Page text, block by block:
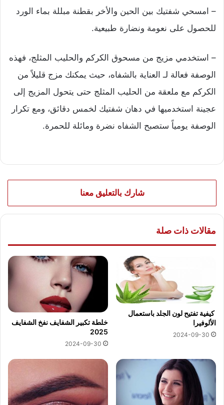
– امسحي شفتيك بين الحين والأخر بقطنة مبللة بماء الورد
للحصول على نعومة ونضارة طبيعية.
– استخدمي مزيج من مسحوق الكركم والحليب المثلج، فهذه
الوصفة فعالة لـ العناية بالشفاه، حيث يمكنك مزج قليلاً من
الكركم مع ملعقة من الحليب المثلج حتى يتحول المزيج إلى
عجينة استخدميها في دهان شفتيك لخمس دقائق، ومع تكرار
الوصفة يومياً ستصبح الشفاه نضرة ومائلة للحمرة.
شارك بالتعليق معنا
مقالات ذات صلة
كيفية تفتيح لون الجلد باستعمال
الألوفيرا
2024-09-30
خلطة تكبير الشفايف نفخ الشفايف
2025
2024-09-30